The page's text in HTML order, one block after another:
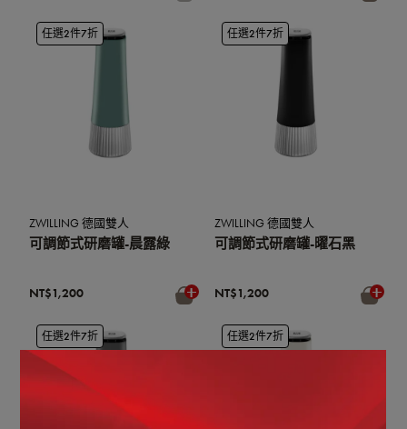
任選2件7折
ZWILLING 德國雙人
可調節式研磨罐-晨露綠
NT$1,200
任選2件7折
ZWILLING 德國雙人
可調節式研磨罐-曜石黑
NT$1,200
任選2件7折 任選2件7折